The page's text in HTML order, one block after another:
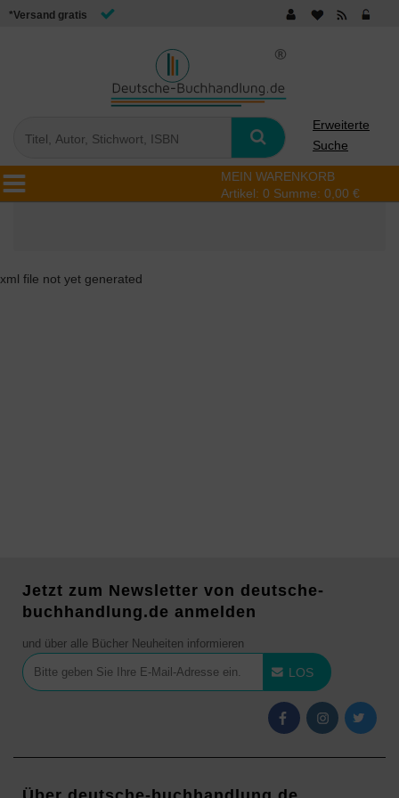
*Versand gratis
Erweiterte
Suche
MEIN WARENKORB
Artikel: 0 Summe: 0,00 €
xml file not yet generated
Jetzt zum Newsletter von deutsche-
buchhandlung.de anmelden
und über alle Bücher Neuheiten informieren
LOS